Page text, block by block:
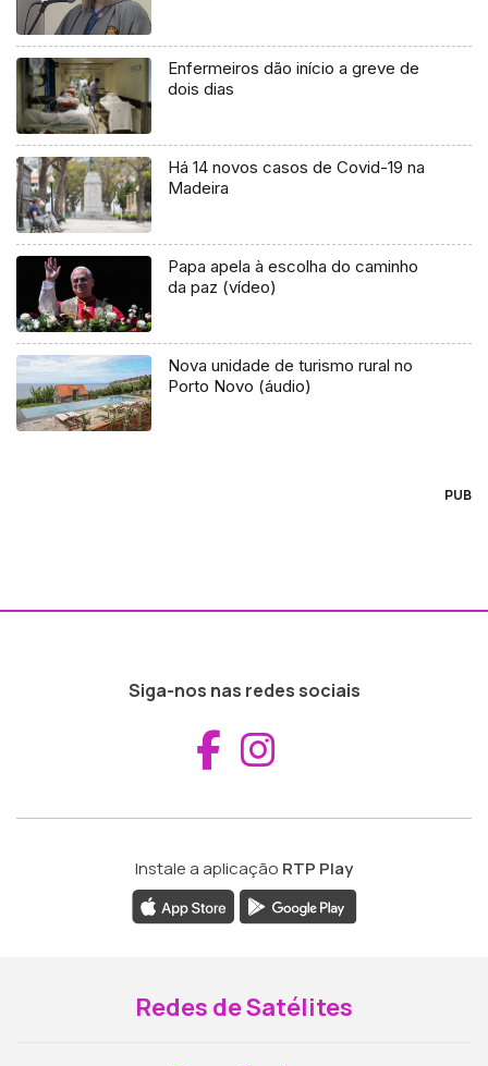
Enfermeiros dão início a greve de
dois dias
Há 14 novos casos de Covid-19 na
Madeira
Papa apela à escolha do caminho
da paz (vídeo)
Nova unidade de turismo rural no
Porto Novo (áudio)
PUB
Siga-nos nas redes sociais
Aceder ao
Instale a aplicação RTP Play
Redes de Satélites